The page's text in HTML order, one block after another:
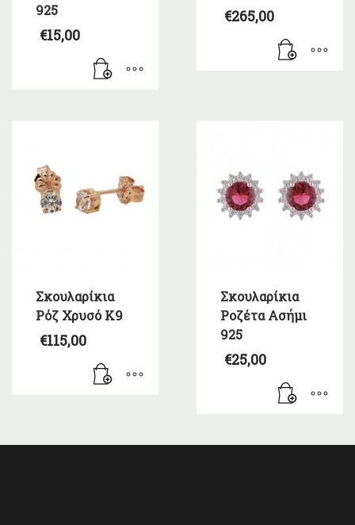
925
€15,00
€265,00
Σκουλαρίκια
Ρόζ Χρυσό Κ9
€115,00
Σκουλαρίκια
Ροζέτα Ασήμι
925
€25,00